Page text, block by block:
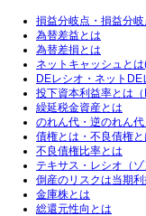
損益分岐点・損益分
為替差益とは
為替差損とは
ネットキャッシュと
DEレシオ・ネットDE
投下資本利益率とは（
繰延税金資産とは
のれん代・逆のれん代
債権とは・不良債権と
不良債権比率とは
テキサス・レシオ（
倒産のリスクは当期
金庫株とは
総還元性向とは